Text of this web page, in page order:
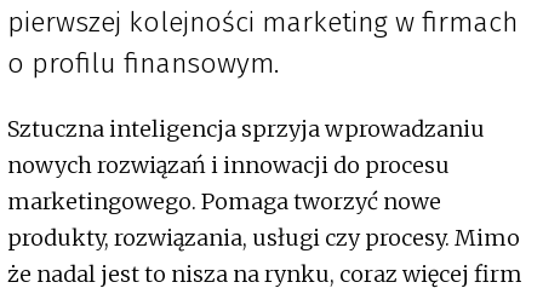
pierwszej kolejności marketing w firmach
o profilu finansowym.
Sztuczna inteligencja sprzyja wprowadzaniu
nowych rozwiązań i innowacji do procesu
marketingowego. Pomaga tworzyć nowe
produkty, rozwiązania, usługi czy procesy. Mimo
że nadal jest to nisza na rynku, coraz więcej firm